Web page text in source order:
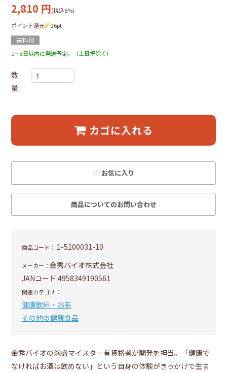
2,810 円(税込8%)
ポイント還元
26pt
送料別
1～3日以内に発送予定。（土日祝除く）
数
量
カゴに入れる
お気に入り
商品についてのお問い合わせ
商品コード： 1-5100031-10
メーカー： 金秀バイオ株式会社
JANコード:4958349190561
関連カテゴリ：
健康飲料・お茶
その他の健康食品
金秀バイオの泡盛マイスター有資格者が開発を担当。「健康で
なければお酒は飲めない」という自身の体験がきっかけで生ま